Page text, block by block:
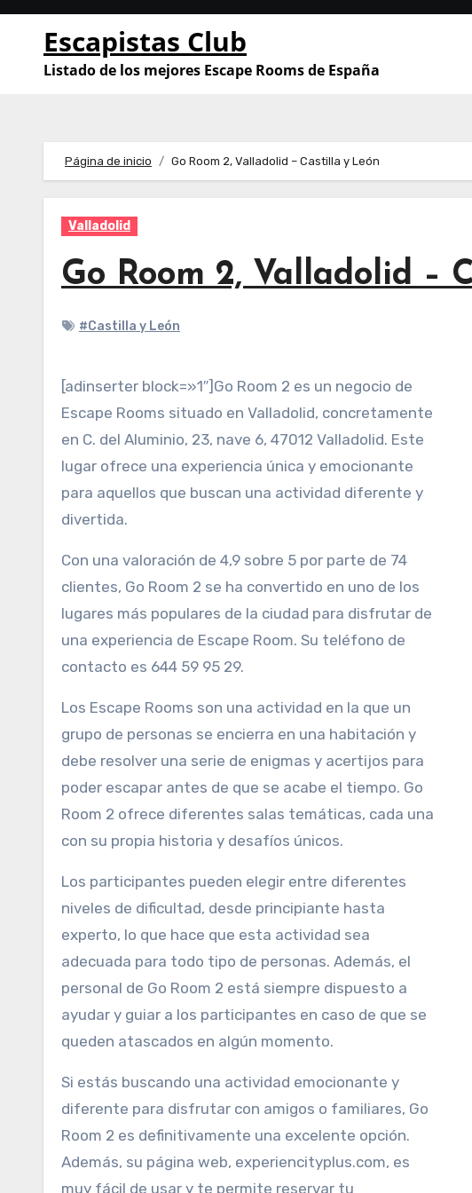
Saltar
contenido
Escapistas Club
Listado de los mejores Escape Rooms de España
Página de inicio Go Room 2, Valladolid – Castilla y León
Valladolid
Go Room 2, Valladolid –
#Castilla y León
[adinserter block=»1″]Go Room 2 es un negocio de
Escape Rooms situado en Valladolid, concretamente
en C. del Aluminio, 23, nave 6, 47012 Valladolid. Este
lugar ofrece una experiencia única y emocionante
para aquellos que buscan una actividad diferente y
divertida.
Con una valoración de 4,9 sobre 5 por parte de 74
clientes, Go Room 2 se ha convertido en uno de los
lugares más populares de la ciudad para disfrutar de
una experiencia de Escape Room. Su teléfono de
contacto es 644 59 95 29.
Los Escape Rooms son una actividad en la que un
grupo de personas se encierra en una habitación y
debe resolver una serie de enigmas y acertijos para
poder escapar antes de que se acabe el tiempo. Go
Room 2 ofrece diferentes salas temáticas, cada una
con su propia historia y desafíos únicos.
Los participantes pueden elegir entre diferentes
niveles de dificultad, desde principiante hasta
experto, lo que hace que esta actividad sea
adecuada para todo tipo de personas. Además, el
personal de Go Room 2 está siempre dispuesto a
ayudar y guiar a los participantes en caso de que se
queden atascados en algún momento.
Si estás buscando una actividad emocionante y
diferente para disfrutar con amigos o familiares, Go
Room 2 es definitivamente una excelente opción.
Además, su página web, experiencityplus.com, es
muy fácil de usar y te permite reservar tu